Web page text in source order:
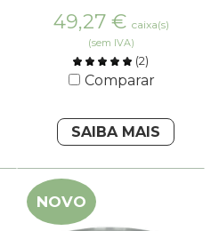
49,27 € caixa(s)
(sem IVA)
(2)
Comparar
SAIBA MAIS
NOVO